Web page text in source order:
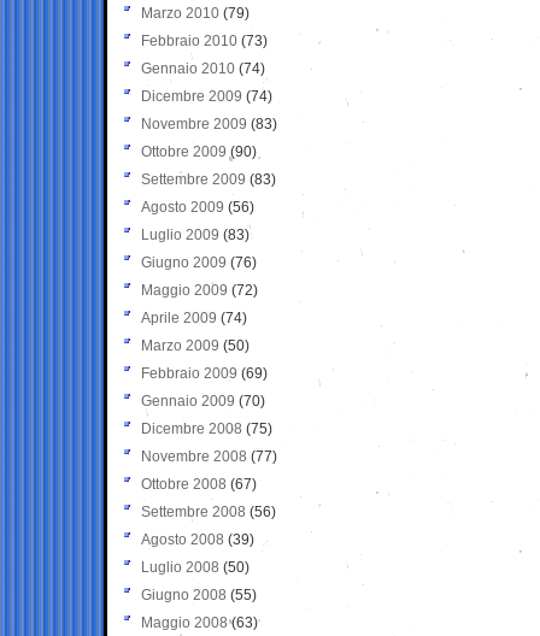
Marzo 2010 (79)
Febbraio 2010 (73)
Gennaio 2010 (74)
Dicembre 2009 (74)
Novembre 2009 (83)
Ottobre 2009 (90)
Settembre 2009 (83)
Agosto 2009 (56)
Luglio 2009 (83)
Giugno 2009 (76)
Maggio 2009 (72)
Aprile 2009 (74)
Marzo 2009 (50)
Febbraio 2009 (69)
Gennaio 2009 (70)
Dicembre 2008 (75)
Novembre 2008 (77)
Ottobre 2008 (67)
Settembre 2008 (56)
Agosto 2008 (39)
Luglio 2008 (50)
Giugno 2008 (55)
Maggio 2008(63)